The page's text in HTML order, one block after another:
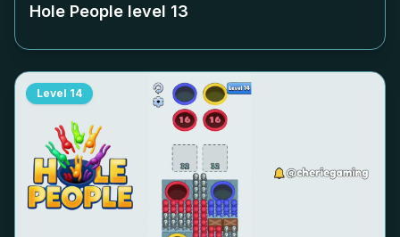
Hole People level 13
Level 14